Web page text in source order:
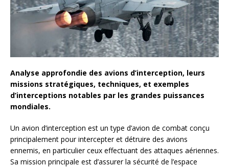
Analyse approfondie des avions d’interception, leurs
missions stratégiques, techniques, et exemples
d’interceptions notables par les grandes puissances
mondiales.
Un avion d’interception est un type d’avion de combat conçu
principalement pour intercepter et détruire des avions
ennemis, en particulier ceux effectuant des attaques aériennes.
Sa mission principale est d’assurer la sécurité de l’espace